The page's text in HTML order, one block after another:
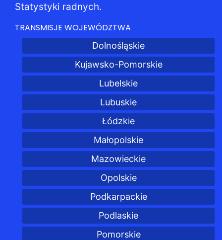
Statystyki radnych.
TRANSMISJE WOJEWÓDZTWA
Dolnośląskie
Kujawsko-Pomorskie
Lubelskie
Lubuskie
Łódzkie
Małopolskie
Mazowieckie
Opolskie
Podkarpackie
Podlaskie
Pomorskie